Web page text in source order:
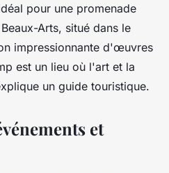
pour une promenade
Arts, situé dans le
impressionnante d'œuvres
est un lieu où l'art et la
un guide touristique.
et